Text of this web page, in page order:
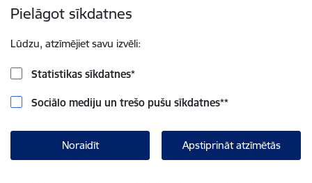
Pielāgot sīkdatnes
Lūdzu, atzīmējiet savu izvēli:
Statistikas sīkdatnes*
Sociālo mediju un trešo pušu sīkdatnes**
Noraidīt Apstiprināt atzīmētās